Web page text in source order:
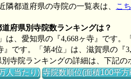
隣都道府県の寺院の一覧表は、
こ
道府県別寺院数ランキングは？
は、愛知県の『4,668ヶ寺』です
』です。「第4位」は、滋賀県の『
寺院ランキングの詳細は、下記の
人当たり) 寺院数順位(面積100平